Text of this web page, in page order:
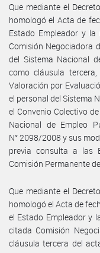
Que mediante el
homologó el Acta de
Estado Empleador y
Comisión Negociadora
del Sistema Nacional
como cláusula
Valoración por
el personal del Sistema
el Convenio Colectivo
Nacional de Empleo
N° 2098/2008 y sus
previa consulta a las
Comisión Permanente
Que mediante el
homologó el Acta de
el Estado Empleador y
citada Comisión
cláusula tercera del